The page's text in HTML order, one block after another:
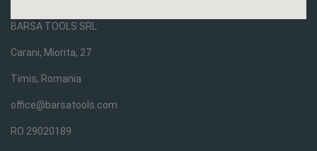
BARSA TOOLS SRL
Carani, Miorita, 27
Timis, Romania
office@barsatools.com
RO 29020189